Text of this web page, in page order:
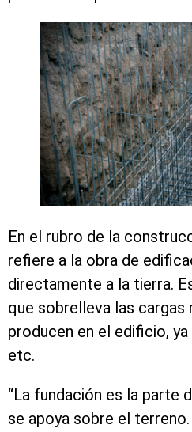
En el rubro de la
refiere a la obra de
directamente a la tierra.
que sobrelleva las cargas
producen en el edificio,
etc.
“La fundación es la parte
se apoya sobre el